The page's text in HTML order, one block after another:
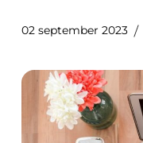
02 september 2023